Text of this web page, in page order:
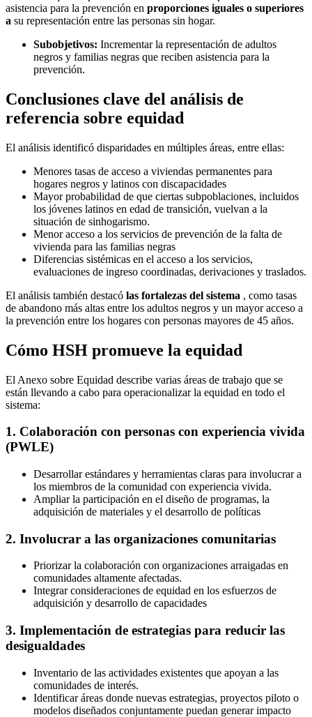
asistencia para la prevención en proporciones iguales o superiores
a su representación entre las personas sin hogar.
Subobjetivos: Incrementar la representación de adultos
negros y familias negras que reciben asistencia para la
prevención.
Conclusiones clave del análisis de
referencia sobre equidad
El análisis identificó disparidades en múltiples áreas, entre ellas:
Menores tasas de acceso a viviendas permanentes para
hogares negros y latinos con discapacidades
Mayor probabilidad de que ciertas subpoblaciones, incluidos
los jóvenes latinos en edad de transición, vuelvan a la
situación de sinhogarismo.
Menor acceso a los servicios de prevención de la falta de
vivienda para las familias negras
Diferencias sistémicas en el acceso a los servicios,
evaluaciones de ingreso coordinadas, derivaciones y traslados.
El análisis también destacó las fortalezas del sistema , como tasas
de abandono más altas entre los adultos negros y un mayor acceso a
la prevención entre los hogares con personas mayores de 45 años.
Cómo HSH promueve la equidad
El Anexo sobre Equidad describe varias áreas de trabajo que se
están llevando a cabo para operacionalizar la equidad en todo el
sistema:
1. Colaboración con personas con experiencia vivida
(PWLE)
Desarrollar estándares y herramientas claras para involucrar a
los miembros de la comunidad con experiencia vivida.
Ampliar la participación en el diseño de programas, la
adquisición de materiales y el desarrollo de políticas
2. Involucrar a las organizaciones comunitarias
Priorizar la colaboración con organizaciones arraigadas en
comunidades altamente afectadas.
Integrar consideraciones de equidad en los esfuerzos de
adquisición y desarrollo de capacidades
3. Implementación de estrategias para reducir las
desigualdades
Inventario de las actividades existentes que apoyan a las
comunidades de interés.
Identificar áreas donde nuevas estrategias, proyectos piloto o
modelos diseñados conjuntamente puedan generar impacto